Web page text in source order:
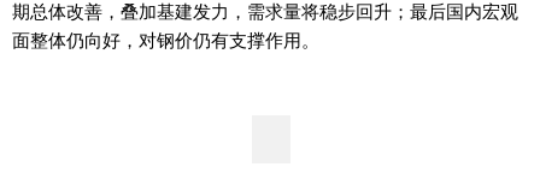
期总体改善，叠加基建发力，需求量将稳步回升；最后国内宏观
面整体仍向好，对钢价仍有支撑作用。